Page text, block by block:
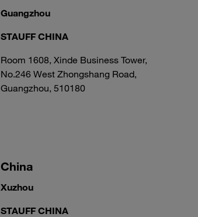
Guangzhou
STAUFF CHINA
Room 1608, Xinde Business Tower,
No.246 West Zhongshang Road,
Guangzhou, 510180
China
Xuzhou
STAUFF CHINA